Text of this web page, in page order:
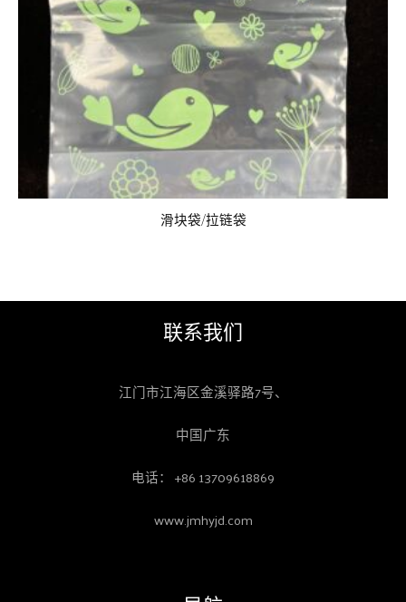
滑块袋/拉链袋
联系我们
江门市江海区金溪驿路7号、
中国广东
电话： +86 13709618869
www.jmhyjd.com